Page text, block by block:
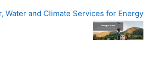
Water and Climate Services for Energy